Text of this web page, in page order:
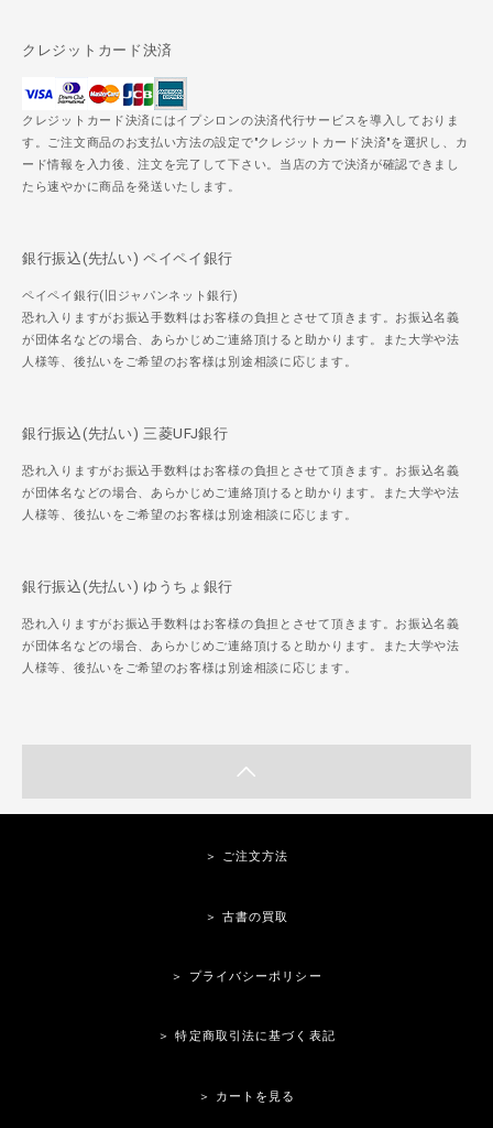
クレジットカード決済
クレジットカード決済にはイプシロンの決済代行サービスを導入しておりま
す。ご注文商品のお支払い方法の設定で"クレジットカード決済"を選択し、カ
ード情報を入力後、注文を完了して下さい。当店の方で決済が確認できまし
たら速やかに商品を発送いたします。
銀行振込(先払い) ペイペイ銀行
ペイペイ銀行(旧ジャパンネット銀行)
恐れ入りますがお振込手数料はお客様の負担とさせて頂きます。お振込名義
が団体名などの場合、あらかじめご連絡頂けると助かります。また大学や法
人様等、後払いをご希望のお客様は別途相談に応じます。
銀行振込(先払い) 三菱UFJ銀行
恐れ入りますがお振込手数料はお客様の負担とさせて頂きます。お振込名義
が団体名などの場合、あらかじめご連絡頂けると助かります。また大学や法
人様等、後払いをご希望のお客様は別途相談に応じます。
銀行振込(先払い) ゆうちょ銀行
恐れ入りますがお振込手数料はお客様の負担とさせて頂きます。お振込名義
が団体名などの場合、あらかじめご連絡頂けると助かります。また大学や法
人様等、後払いをご希望のお客様は別途相談に応じます。
＞ ご注文方法
＞ 古書の買取
＞ プライバシーポリシー
＞ 特定商取引法に基づく表記
＞ カートを見る